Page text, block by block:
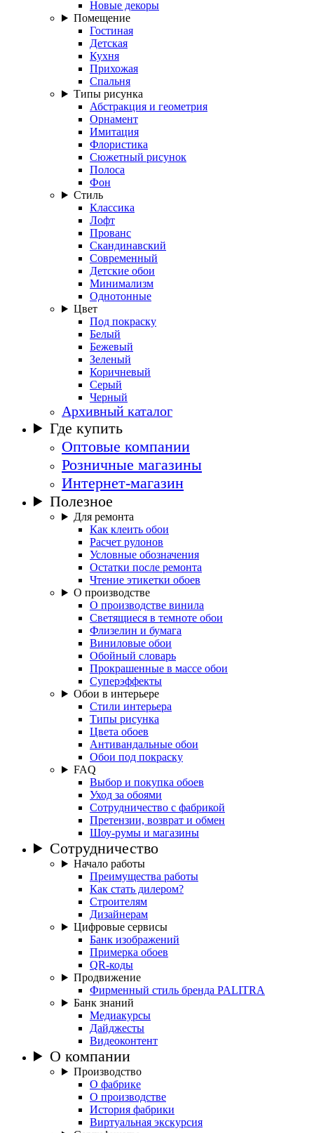
Новые декоры
Помещение
Гостиная
Детская
Кухня
Прихожая
Спальня
Типы рисунка
Абстракция и геометрия
Орнамент
Имитация
Флористика
Сюжетный рисунок
Полоса
Фон
Стиль
Классика
Лофт
Прованс
Скандинавский
Современный
Детские обои
Минимализм
Однотонные
Цвет
Под покраску
Белый
Бежевый
Зеленый
Коричневый
Серый
Черный
Архивный каталог
Где купить
Оптовые компании
Розничные магазины
Интернет-магазин
Полезное
Для ремонта
Как клеить обои
Расчет рулонов
Условные обозначения
Остатки после ремонта
Чтение этикетки обоев
О производстве
О производстве винила
Светящиеся в темноте обои
Флизелин и бумага
Виниловые обои
Обойный словарь
Прокрашенные в массе обои
Суперэффекты
Обои в интерьере
Стили интерьера
Типы рисунка
Цвета обоев
Антивандальные обои
Обои под покраску
FAQ
Выбор и покупка обоев
Уход за обоями
Сотрудничество с фабрикой
Претензии, возврат и обмен
Шоу-румы и магазины
Сотрудничество
Начало работы
Преимущества работы
Как стать дилером?
Строителям
Дизайнерам
Цифровые сервисы
Банк изображений
Примерка обоев
QR-коды
Продвижение
Фирменный стиль бренда PALITRA
Банк знаний
Медиакурсы
Дайджесты
Видеоконтент
О компании
Производство
О фабрике
О производстве
История фабрики
Виртуальная экскурсия